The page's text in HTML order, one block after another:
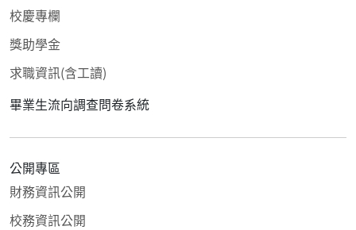
校慶專欄
獎助學金
求職資訊(含工讀)
畢業生流向調查問卷系統
公開專區
財務資訊公開
校務資訊公開